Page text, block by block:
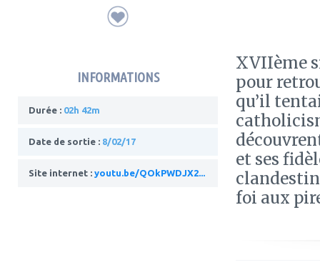
INFORMATIONS
Durée : 02h 42m
Date de sortie : 8/02/17
Site internet : youtu.be/QOkPWDJX2...
XVIIème
pour
qu’il
et ses
foi aux